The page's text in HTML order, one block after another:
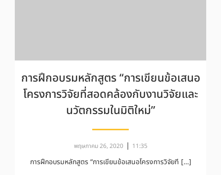
การฝึกอบรมหลักสูตร “การเขียนข้อเสนอ
โครงการวิจัยที่สอดคล้องกับงานวิจัยและ
นวัตกรรมในมิติใหม่”
พฤษภาคม 26, 2020 | 11:35
การฝึกอบรมหลักสูตร “การเขียนข้อเสนอโครงการวิจัยที […]